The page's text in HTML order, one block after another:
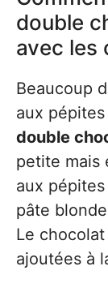
double
avec les
Beaucoup
aux
double
petite mais
aux
pâte
Le
ajoutées à